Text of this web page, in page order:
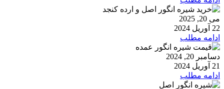
می 20, 2025
22 آوریل 2024
ادامه مطلب
دسامبر 20, 2024
21 آوریل 2024
ادامه مطلب